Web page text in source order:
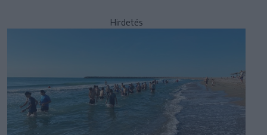
Hirdetés